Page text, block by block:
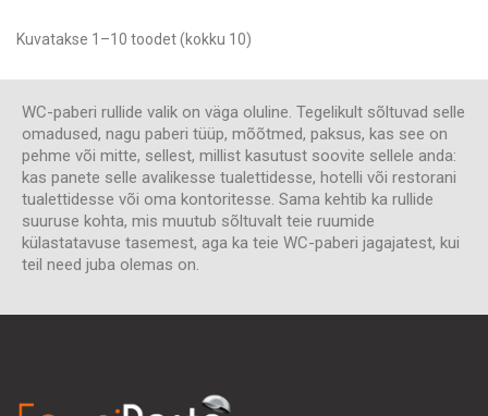
Kuvatakse 1–10 toodet (kokku 10)
WC-paberi rullide valik on väga oluline. Tegelikult sõltuvad selle
omadused, nagu paberi tüüp, mõõtmed, paksus, kas see on
pehme või mitte, sellest, millist kasutust soovite sellele anda:
kas panete selle avalikesse tualettidesse, hotelli või restorani
tualettidesse või oma kontoritesse. Sama kehtib ka rullide
suuruse kohta, mis muutub sõltuvalt teie ruumide
külastatavuse tasemest, aga ka teie WC-paberi jagajatest, kui
teil need juba olemas on.